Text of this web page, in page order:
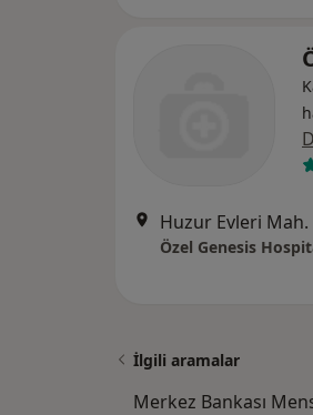
Özel Genesis
İlgili aramalar
Merkez Bankası